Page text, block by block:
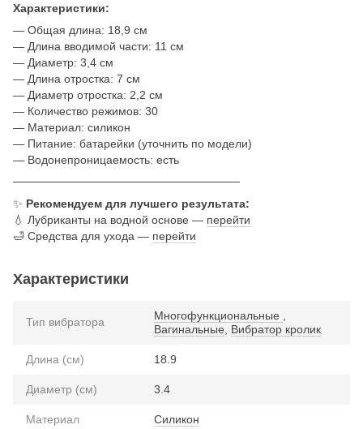
Характеристики:
— Общая длина: 18,9 см
— Длина вводимой части: 11 см
— Диаметр: 3,4 см
— Длина отростка: 7 см
— Диаметр отростка: 2,2 см
— Количество режимов: 30
— Материал: силикон
— Питание: батарейки (уточнить по модели)
— Водонепроницаемость: есть
────────────────────────────
✨ Рекомендуем для лучшего результата:
💧 Лубриканты на водной основе — перейти
🛁 Средства для ухода — перейти
Характеристики
Тип вибратора Многофункциональные
Вагинальные
Вибратор кролик
Длина (см) 18.9
Диаметр (см) 3.4
Материал Силикон